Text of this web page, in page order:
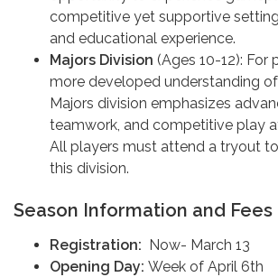
competitive yet supportive
and educational experience.
Majors Division (Ages 10-12): For
more developed understanding
Majors division emphasizes
teamwork, and competitive play
All players must attend a tryout
this division.
Season Information and Fees
Registration: Now- March 13
Opening Day: Week of April 6th